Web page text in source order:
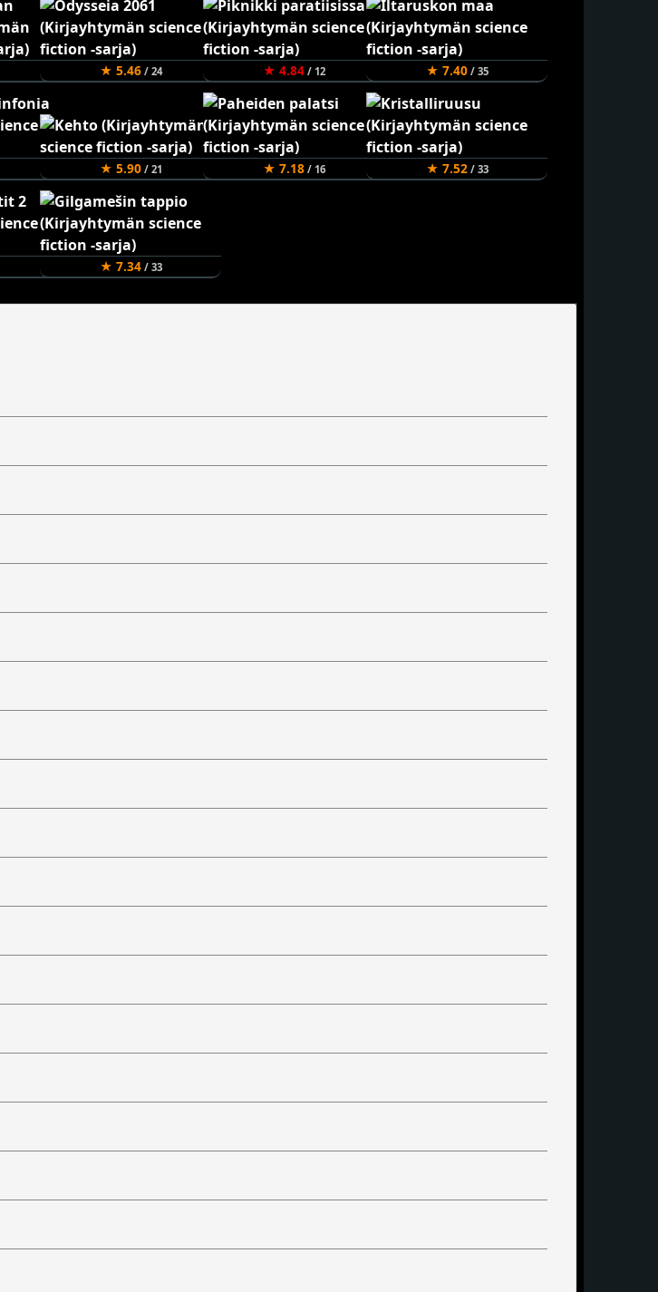
★ 5.46/ 24 ★ 4.84/ 12 ★ 7.40/ 35
★ 5.90/ 21 ★ 7.18/ 16 ★ 7.52/ 33
★ 7.34/ 33